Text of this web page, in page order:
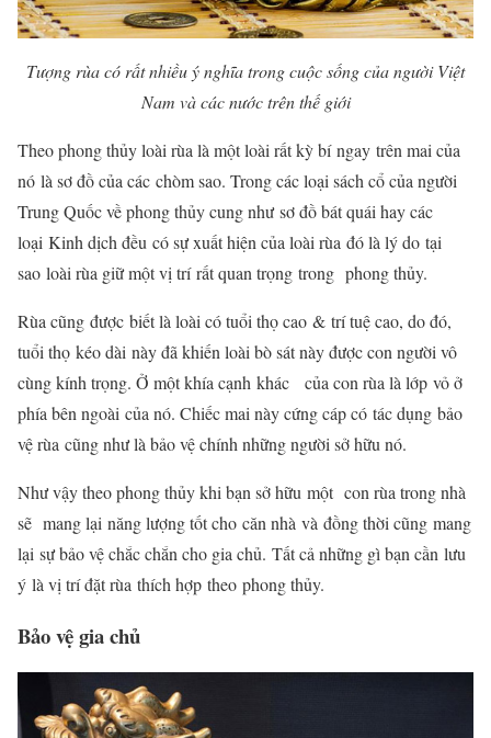
Tượng rùa có rất nhiều ý nghĩa trong cuộc sống của người Việt
Nam và các nước trên thế giới
Theo phong thủy loài rùa là một loài rất kỳ bíngay trên mai của
nó là sơ đồ của các chòm sao. Trong các loại sách cổ của người
Trung Quốc về phong thủy cung như sơ đồ bát quái hay các
loại Kinh dịch đều có sự xuất hiện của loài rùa đó là lý do tại
sao loài rùa giữ một vị trírất quan trọng trong phong thủy.
Rùa cũng được biết là loài có tuổi thọ cao & trí tuệ cao, do đó,
tuổi thọ kéo dài này đã khiến loài bò sát này được con người vô
cùng kính trọng. Ở một khía cạnh khác của con rùa là lớp vỏ ở
phía bên ngoài của nó. Chiếc mai này cứng cáp có tác dụng bảo
vệ rùa cũng như là bảo vệ chính những người sở hữu nó.
Như vậy theo phong thủy khi bạn sở hữu một con rùa trong nhà
sẽ mang lại năng lượng tốt cho căn nhà và đồng thời cũng mang
lại sự bảo vệ chắc chắn cho gia chủ. Tất cả những gì bạn cần lưu
ý là vị trí đặt rùa thích hợp theo phong thủy.
Bảo vệ gia chủ